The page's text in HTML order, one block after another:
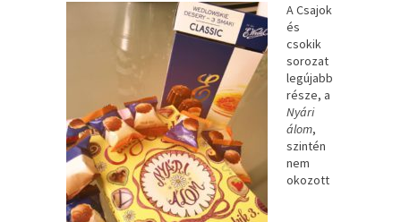
A Csajok
és
csokik
sorozat
legújabb
része, a
Nyári
álom,
szintén
nem
okozott